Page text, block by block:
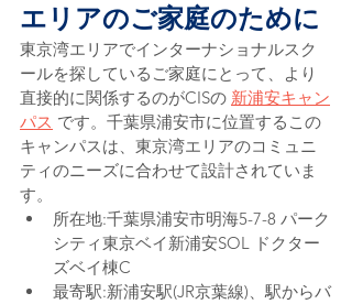
エリアのご家庭のために
東京湾エリアでインターナショナルスク
ールを探しているご家庭にとって、より
直接的に関係するのがCISの 新浦安キャン
パス です。千葉県浦安市に位置するこの
キャンパスは、東京湾エリアのコミュニ
ティのニーズに合わせて設計されていま
す。
所在地:千葉県浦安市明海5-7-8 パーク
シティ東京ベイ新浦安SOL ドクター
ズベイ棟C
最寄駅:新浦安駅(JR京葉線)、駅からバ